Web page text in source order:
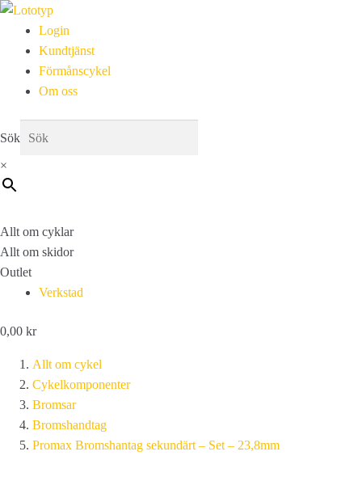
Login
Kundtjänst
Förmånscykel
Om oss
Sök
×
Allt om cyklar
Allt om skidor
Outlet
Verkstad
0,00 kr
Allt om cykel
Cykelkomponenter
Bromsar
Bromshandtag
Promax Bromshantag sekundärt – Set – 23,8mm